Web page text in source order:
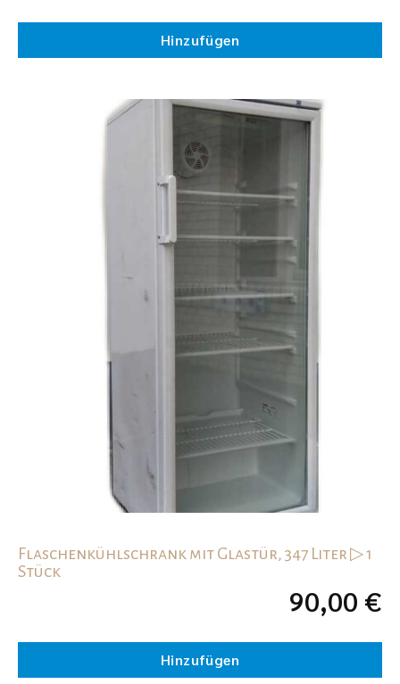
Hinzufügen
Flaschenkühlschrank mit Glastür, 347 Liter ▷ 1
Stück
90,00 €
Hinzufügen